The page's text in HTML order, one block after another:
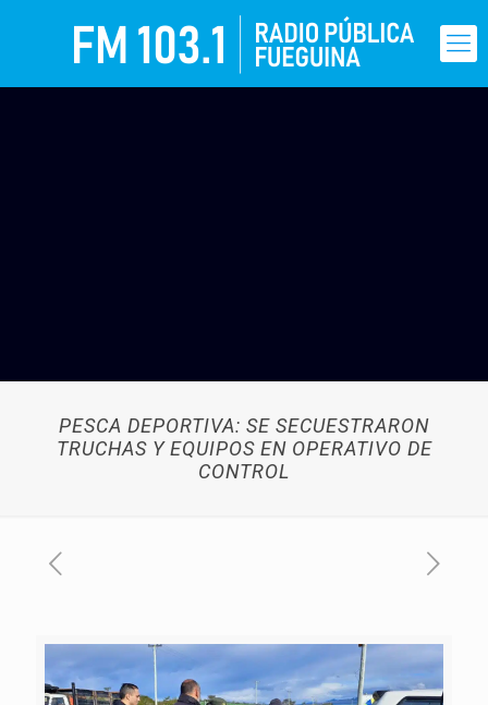
PESCA DEPORTIVA: SE SECUESTRARON
TRUCHAS Y EQUIPOS EN OPERATIVO DE
CONTROL